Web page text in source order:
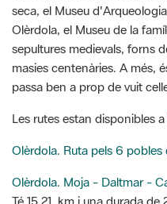
masies centenàries. A més,
passa ben a prop de vuit
Les rutes estan disponibles a
Olèrdola. Ruta pels 6 pobles
Olèrdola. Moja - Daltmar -
Té 15,21 km i una durada
Comunica aquests tres
passa també pel castell i el